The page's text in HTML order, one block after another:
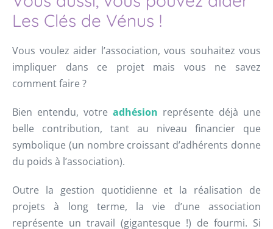
Les Clés de Vénus !
Vous voulez aider l’association, vous souhaitez vous
impliquer dans ce projet mais vous ne savez
comment faire ?
Bien entendu, votre adhésion représente déjà une
belle contribution, tant au niveau financier que
symbolique (un nombre croissant d’adhérents donne
du poids à l’association).
Outre la gestion quotidienne et la réalisation de
projets à long terme, la vie d’une association
représente un travail (gigantesque !) de fourmi. Si